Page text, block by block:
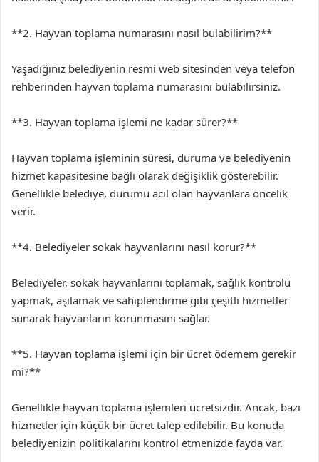
**2. Hayvan toplama numarasını nasıl bulabilirim?**
Yaşadığınız belediyenin resmi web sitesinden veya telefon
rehberinden hayvan toplama numarasını bulabilirsiniz.
**3. Hayvan toplama işlemi ne kadar sürer?**
Hayvan toplama işleminin süresi, duruma ve belediyenin
hizmet kapasitesine bağlı olarak değişiklik gösterebilir.
Genellikle belediye, durumu acil olan hayvanlara öncelik
verir.
**4. Belediyeler sokak hayvanlarını nasıl korur?**
Belediyeler, sokak hayvanlarını toplamak, sağlık kontrolü
yapmak, aşılamak ve sahiplendirme gibi çeşitli hizmetler
sunarak hayvanların korunmasını sağlar.
**5. Hayvan toplama işlemi için bir ücret ödemem gerekir
mi?**
Genellikle hayvan toplama işlemleri ücretsizdir. Ancak, bazı
hizmetler için küçük bir ücret talep edilebilir. Bu konuda
belediyenizin politikalarını kontrol etmenizde fayda var.